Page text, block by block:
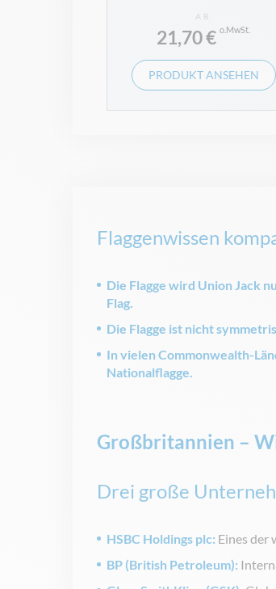
AB
21,70 €
PRODUKT ANSEHEN
Flaggenwissen
Die Flagge wird Union Jack
Flag.
Die Flagge ist nicht
In vielen Commonwealth-
Nationalflagge.
Großbritannien –
Drei große
HSBC Holdings plc: Eines der
BP (British Petroleum):